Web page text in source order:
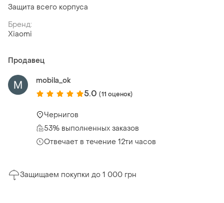
Защита всего корпуса
Бренд:
Xiaomi
Продавец
mobila_ok
5.0 (11 оценок)
Чернигов
53% выполненных заказов
Отвечает в течение 12ти часов
Защищаем покупки до 1 000 грн